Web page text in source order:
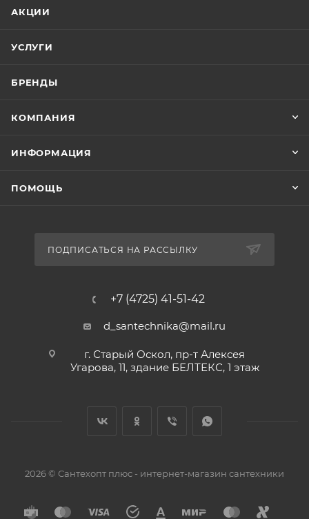
АКЦИИ
УСЛУГИ
БРЕНДЫ
КОМПАНИЯ
ИНФОРМАЦИЯ
ПОМОЩЬ
ПОДПИСАТЬСЯ НА РАССЫЛКУ
+7 (4725) 41-51-42
d_santechnika@mail.ru
г. Старый Оскол, пр-т Алексея
Угарова, 11, здание БЕЛТЕКС, 1 этаж
2026 © Сантехопт плюс - интернет-магазин сантехники